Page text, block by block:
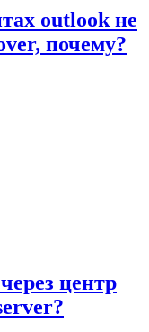
outlook не
почему?
центр